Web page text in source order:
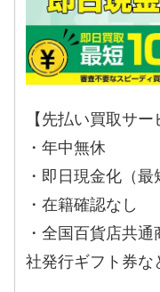
【先払い買取サー
・年中無休
・即日現金化（最
・在籍確認なし
・全国百貨店共
社発行ギフト券な